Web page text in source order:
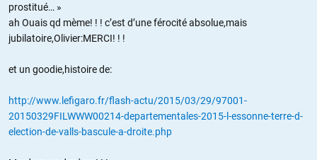
prostitué… »
ah Ouais qd mème! ! ! c’est d’une férocité absolue,mais
jubilatoire,Olivier:MERCI! ! !
et un goodie,histoire de:
http://www.lefigaro.fr/flash-actu/2015/03/29/97001-
20150329FILWWW00214-departementales-2015-l-essonne-terre-d-
election-de-valls-bascule-a-droite.php